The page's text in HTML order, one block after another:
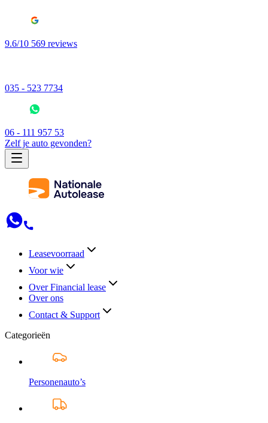
9.6/10 569 reviews
035 - 523 7734
06 - 111 957 53
Zelf je auto gevonden?
Leasevoorraad
Voor wie
Over Financial lease
Over ons
Contact & Support
Categorieën
Personenauto’s